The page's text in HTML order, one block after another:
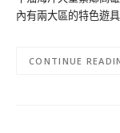
內有兩大區的特色遊
CONTINUE